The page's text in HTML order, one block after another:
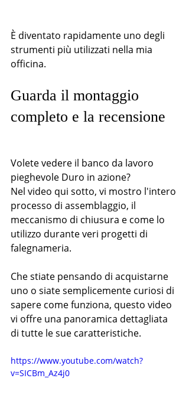
È diventato rapidamente uno degli
strumenti più utilizzati nella mia
officina.
Guarda il montaggio
completo e la recensione
Volete vedere il banco da lavoro
pieghevole Duro in azione?
Nel video qui sotto, vi mostro l'intero
processo di assemblaggio, il
meccanismo di chiusura e come lo
utilizzo durante veri progetti di
falegnameria.
Che stiate pensando di acquistarne
uno o siate semplicemente curiosi di
sapere come funziona, questo video
vi offre una panoramica dettagliata
di tutte le sue caratteristiche.
https://www.youtube.com/watch?
v=SICBm_Az4j0